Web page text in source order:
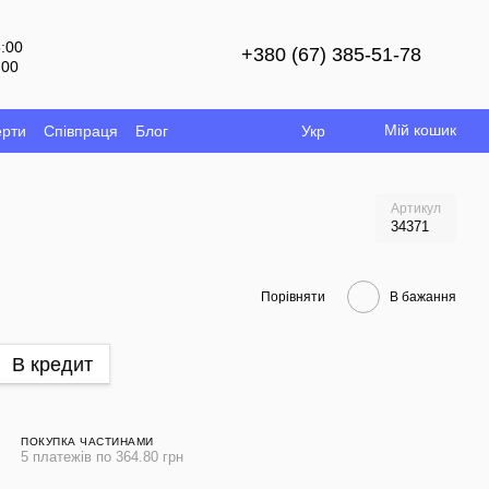
+380 (67) 385-51-78
Співпраця Блог Укр Мій кошик
Артикул
34371
Порівняти В бажання
В кредит
ПОКУПКА ЧАСТИНАМИ
5 платежів по 364.80 грн